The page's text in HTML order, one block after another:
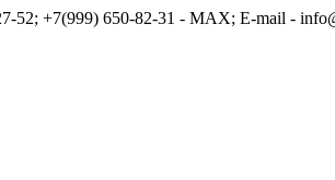
+7(999) 650-82-31 - MAX; E-mail -